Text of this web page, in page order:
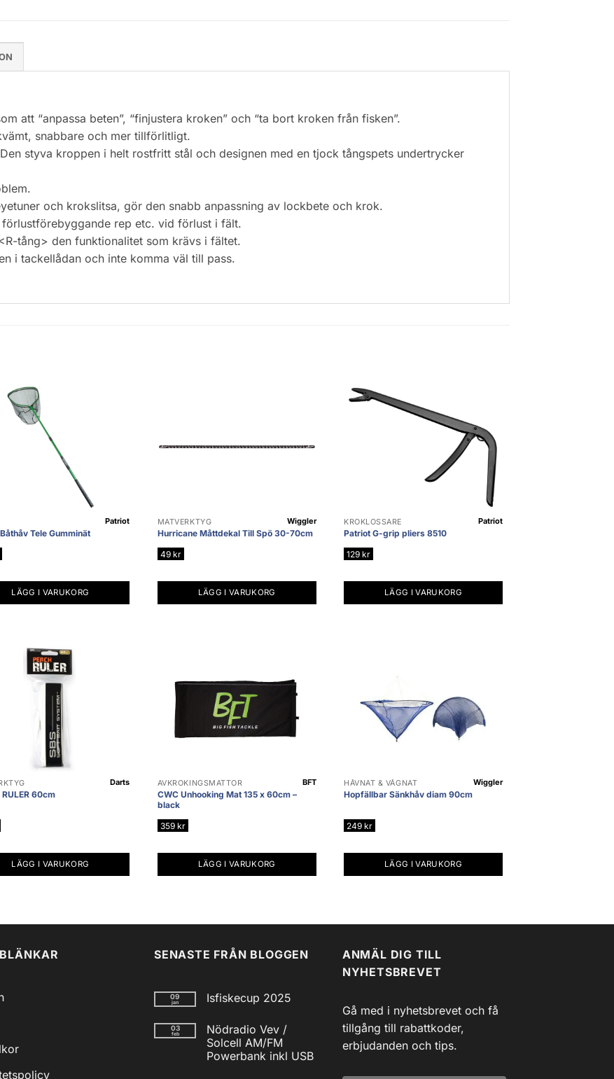
att “anpassa beten”, “finjustera kroken” och “ta bort kroken från fisken”.
snabbare och mer tillförlitligt.
styva kroppen i helt rostfritt stål och designen med en tjock tångspets undertrycker
och krokslitsa, gör den snabb anpassning av lockbete och krok.
rep etc. vid förlust i fält.
tång> den funktionalitet som krävs i fältet.
i tackellådan och inte komma väl till pass.
Tele Gumminät
Patriot
LÄGG I VARUKORG
MÄTVERKTYG
Hurricane Måttdekal Till Spö 30-70cm
Wiggler
49 kr
LÄGG I VARUKORG
KROKLOSSARE
Patriot G-grip pliers 8510
Patriot
129 kr
LÄGG I VARUKORG
RULER 60cm
Darts
LÄGG I VARUKORG
AVKROKINGSMATTOR
CWC Unhooking Mat 135 x 60cm –
black
BFT
359 kr
LÄGG I VARUKORG
HÅVNÄT & VÅGNÄT
Hopfällbar Sänkhåv diam 90cm
Wiggler
249 kr
LÄGG I VARUKORG
SENASTE FRÅN BLOGGEN
09
jan Isfiskecup 2025
till
Isfiskecup
2025
03
feb
Nödradio Vev /
Solcell AM/FM
Powerbank inkl USB
ANMÄL DIG TILL
NYHETSBREVET
Gå med i nyhetsbrevet och få
tillgång till rabattkoder,
erbjudanden och tips.